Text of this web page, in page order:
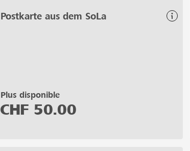
Postkarte aus dem SoLa
Plus disponible
CHF 50.00